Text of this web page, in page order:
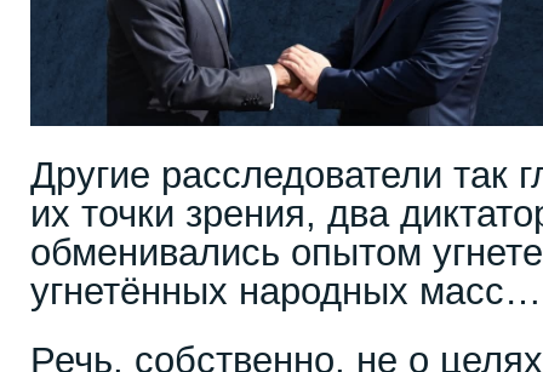
Другие расследователи так
их точки зрения, два
обменивались опытом
угнетённых народных масс…
Речь, собственно, не о